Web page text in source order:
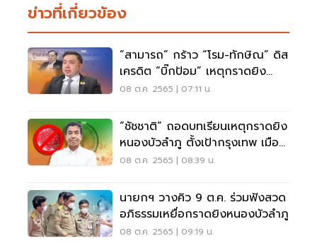
ข่าวที่เกี่ยวข้อง
“สามารถ” กร้าว “โรม-ทักษิณ” ดิส
เครดิต “บิ๊กป้อม” เหตุกราดยิง
หนองบัวลำภู
08 ต.ค. 2565 | 07:11 น.
“ชัชชาติ” ถอดบทเรียนเหตุกราดยิง
หนองบัวลำภู ตั้งเป้ากรุงเทพ เมือง
ปลอดยาบ้า
08 ต.ค. 2565 | 08:39 น.
นายกฯ วางคิว 9 ต.ค. ร่วมฟังสวด
อภิธรรมเหยื่อกราดยิงหนองบัวลำภู
08 ต.ค. 2565 | 09:19 น.